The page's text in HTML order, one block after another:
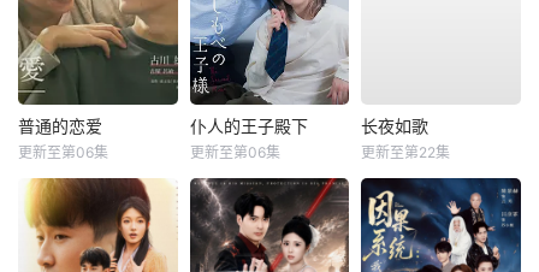
普通的恋爱
更新至第06集
仆人的王子殿下
更新至第06集
长夜如歌
更新至第22集